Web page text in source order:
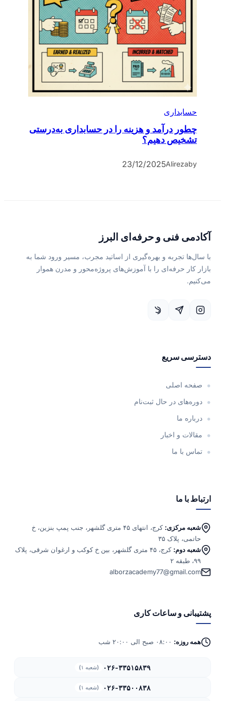
حسابداری
چطور درآمد و هزینه را در حسابداری به‌درستی
تشخیص دهیم؟
by
Alireza
23/12/2025
آکادمی فنی و حرفه‌ای البرز
با سال‌ها تجربه و بهره‌گیری از اساتید مجرب، مسیر ورود شما به
بازار کار حرفه‌ای را با آموزش‌های پروژه‌محور و مدرن هموار
می‌کنیم.
دسترسی سریع
صفحه اصلی
دوره‌های در حال ثبت‌نام
درباره ما
مقالات و اخبار
تماس با ما
ارتباط با ما
شعبه مرکزی:
کرج، انتهای ۴۵ متری گلشهر، جنب پمپ بنزین، خ
حاتمی، پلاک ۳۵
شعبه دوم:
کرج، ۴۵ متری گلشهر، بین خ کوکب و ارغوان شرقی، پلاک
۹۹، طبقه ۲
alborzacademy77@gmail.com
پشتیبانی و ساعات کاری
همه روزه:
۰۲۶-۳۳۵۱۵۸۳۹ (شعبه ۱)
۰۲۶-۳۳۵۰۰۸۳۸ (شعبه ۱)